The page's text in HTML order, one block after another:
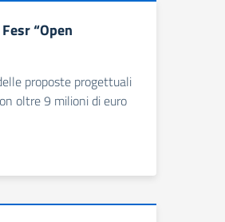
“Open
proposte progettuali
oltre 9 milioni di euro